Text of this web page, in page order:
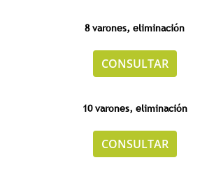
8 varones, eliminación
CONSULTAR
10 varones, eliminación
CONSULTAR